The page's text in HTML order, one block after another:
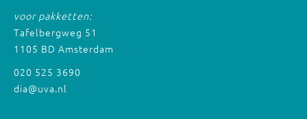
voor pakketten:
Tafelbergweg 51
1105 BD Amsterdam
020 525 3690
dia@uva.nl